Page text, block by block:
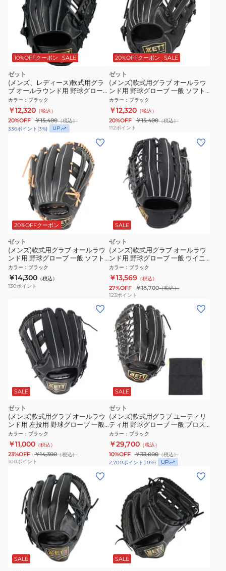
10%OFFクーポン SALE
ゼット
(メンズ、レディース)軟式用グラ
ブ オールラウンド用 野球グロー
ブ 一般 ソフトステア
BRG352620-1900
カラー ： ブラック
￥12,320 （税込）
20%OFF ￥15,400（税込）
336ポイント (3%) UP
20%OFFクーポン SALE
ゼット
(メンズ)軟式用グラブ オールラウ
ンド用 野球グローブ 一般 ソフト
ステア BRG352640-1900
カラー ： ブラック
￥12,320 （税込）
20%OFF ￥15,400（税込）
112ポイント
20%OFFクーポン
ゼット
(メンズ)軟式用グラブ オールラウ
ンド用 野球グローブ 一般 ソフト
ステア BRGB35540F-1932
カラー ： ブラック
￥14,300 （税込）
130ポイント
SALE
ゼット
(メンズ)軟式用グラブ オールラウ
ンド用 野球グローブ 一般 ウイニ
ングロード 左投用 BRGB33530R-
1900RH
カラー ： ブラック
￥13,569 （税込）
27%OFF ￥18,700（税込）
123ポイント
SALE
ゼット
(メンズ)軟式用グラブ オールラウ
ンド用 左投用 野球グローブ 一般
ソフトステア BRGB35440-
1900RH
カラー ： ブラック
￥11,000 （税込）
23%OFF ￥14,300（税込）
100ポイント
SALE
ゼット
(メンズ)軟式用グラブ ユーティリ
ティ用 野球グローブ 一般 プロス
テイタス 左投げ用 BRGB30680-
1900RH
カラー ： ブラック
￥29,700 （税込）
10%OFF ￥33,000（税込）
2,700ポイント (10%) UP
SALE SALE